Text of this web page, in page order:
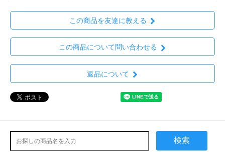
この商品を友達に教える
この商品について問い合わせる
返品について
検索